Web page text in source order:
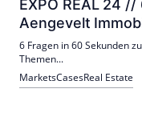
EXPO REAL 24
Aengevelt
6 Fragen in 60 Sekunden
Themen...
MarketsCasesReal Estate